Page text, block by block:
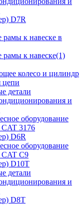
D7R
рамы к навеске в
рамы к навеске(1)
колесо и цилиндр
цепи
детали
и
оборудование
CAT 3176
D6R
оборудование
CAT C9
D10T
детали
и
D8T